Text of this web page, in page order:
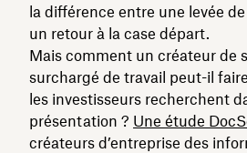
la différence entre une levée
un retour à la case départ.
Mais comment un créateur de
surchargé de travail peut-il
les investisseurs recherchent
présentation ? Une étude
créateurs d’entreprise des